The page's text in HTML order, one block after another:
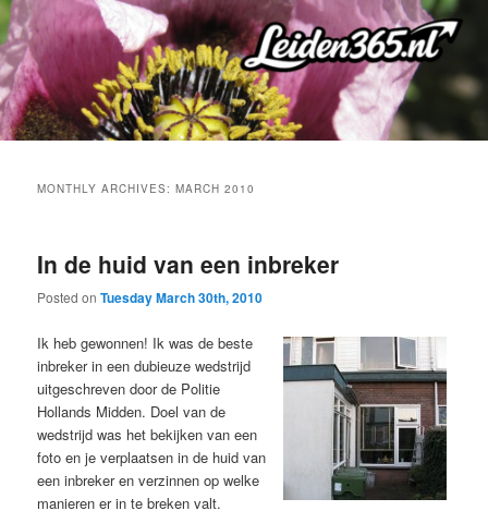
Skip
to
primary
content
Skip
to
secondary
content
MONTHLY ARCHIVES:MARCH 2010
In de huid van een inbreker
Posted onTuesday March 30th, 2010
Ik heb gewonnen! Ik was de beste
inbreker in een dubieuze wedstrijd
uitgeschreven door de Politie
Hollands Midden. Doel van de
wedstrijd was het bekijken van een
foto en je verplaatsen in de huid van
een inbreker en verzinnen op welke
manieren er in te breken valt.